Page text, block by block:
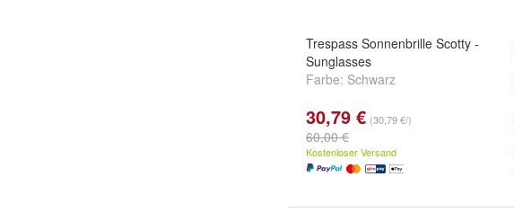
Trespass Sonnenbrille Scotty -
Sunglasses
Farbe: Schwarz
30,79 € (30,79 €/)
60,00 €
Kostenloser Versand